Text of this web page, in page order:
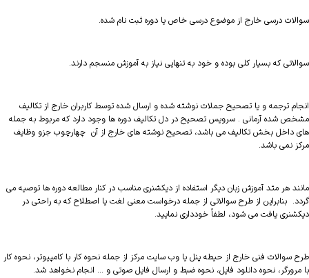
سوالات درسی خارج از موضوع درسی خاص یا دوره ثبت نام شده.
سوالاتی که بسیار کلی بوده و خود به تنهایی نیاز به آموزش منسجم دارند.
انجام ترجمه و یا تصحیح جملات نوشته شده و ارسال شده توسط کاربران خارج از تکالیف
مشخص شده آرمانی . سرویس تصحیح در دل تکالیف دوره ها وجود دارد که مربوط به جمله
های داخل بخش تکالیف می باشد، تصحیح نوشته های خارج از آن چهارچوب جزو وظایف
مرکز نمی باشد.
مانند هر متد آموزش زبان دیگر استفاده از دیکشنری مناسب در کنار مطالعه دوره ها توصیه می
گردد. بنابراین از طرح سوالاتی از جمله درخواست معنی لغت یا اصطلاح که به راحتی در
دیکشنری یافت می شود، لطفاً خودداری نمایید.
طرح سوالات فنی خارج از حیطه پنل یا وب سایت مرکز از جمله نحوه کار با کامپیوتر، نحوه کار
با مرورگر، نحوه دانلود فایل، نحوه ضبط و ارسال فایل صوتی و ... انجام نخواهد شد.